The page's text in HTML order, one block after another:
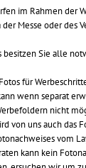
im Rahmen der
Messe oder des
Sie alle
für
wenn separat
nicht
von uns auch
vom
kann kein